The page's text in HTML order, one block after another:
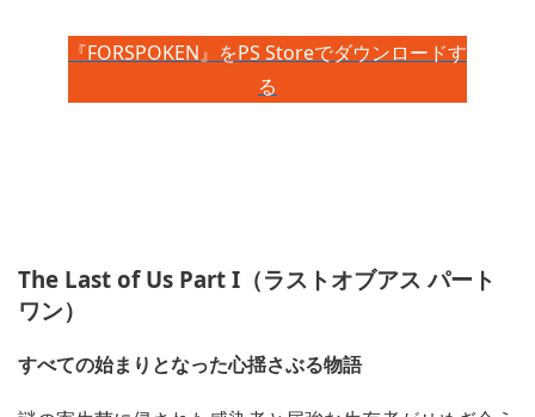
『FORSPOKEN』をPS Storeでダウンロードす
る
The Last of Us Part I（ラストオブアス パート
ワン）
すべての始まりとなった心揺さぶる物語